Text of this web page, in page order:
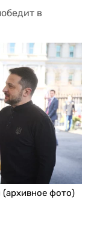
в
фото)